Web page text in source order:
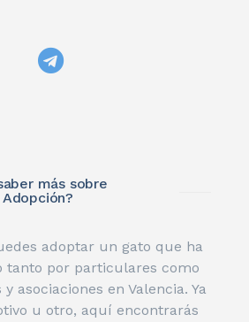
más sobre
adoptar un gato que ha
tanto por particulares como
asociaciones en Valencia. Ya
u otro, aquí encontrarás